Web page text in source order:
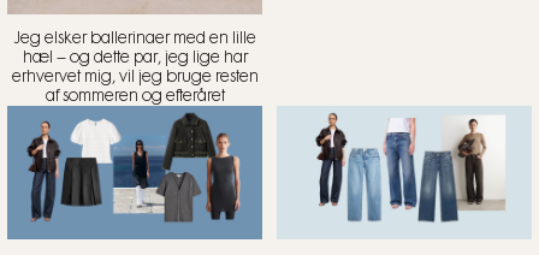
Jeg elsker ballerinaer med en lille
hæl – og dette par, jeg lige har
erhvervet mig, vil jeg bruge resten
af sommeren og efteråret